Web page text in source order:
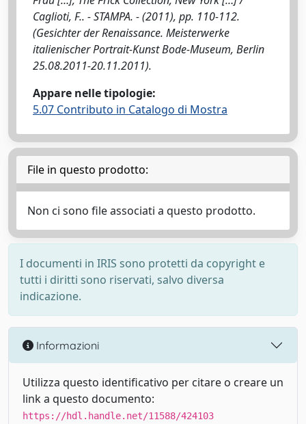
Caglioti, F.. - STAMPA. - (2011), pp. 110-112.
(Gesichter der Renaissance. Meisterwerke
italienischer Portrait-Kunst Bode-Museum, Berlin
25.08.2011-20.11.2011).
Appare nelle tipologie:
5.07 Contributo in Catalogo di Mostra
File in questo prodotto:
Non ci sono file associati a questo prodotto.
I documenti in IRIS sono protetti da copyright e
tutti i diritti sono riservati, salvo diversa
indicazione.
Informazioni
Utilizza questo identificativo per citare o creare un
link a questo documento:
https://hdl.handle.net/11588/424103